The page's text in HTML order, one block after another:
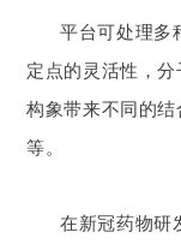
平台可处理多
定点的灵活性，
构象带来不同的
等。
在新冠药物研